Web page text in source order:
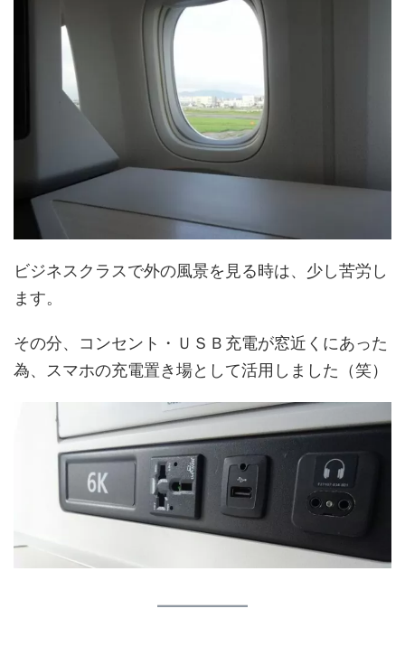
ビジネスクラスで外の風景を見る時は、少し苦労し
ます。
その分、コンセント・ＵＳＢ充電が窓近くにあった
為、スマホの充電置き場として活用しました（笑）